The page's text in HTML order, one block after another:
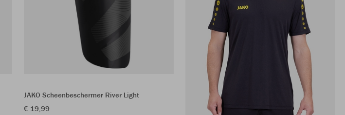
JAKO Scheenbeschermer River Light
€ 19,99